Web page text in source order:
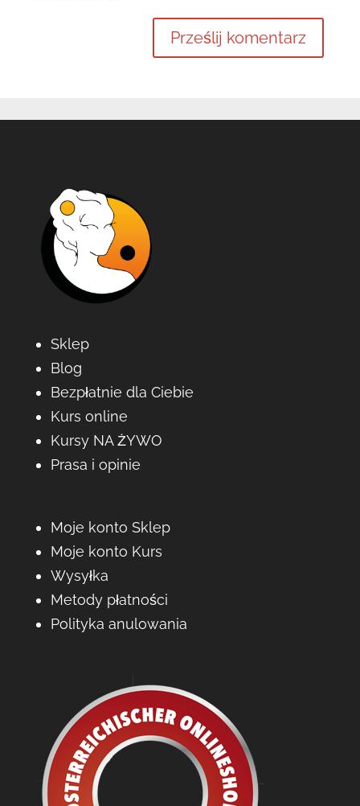
Sklep
Blog
Bezpłatnie dla Ciebie
Kurs online
Kursy NA ŻYWO
Prasa i opinie
Moje konto Sklep
Moje konto Kurs
Wysyłka
Metody płatności
Polityka anulowania